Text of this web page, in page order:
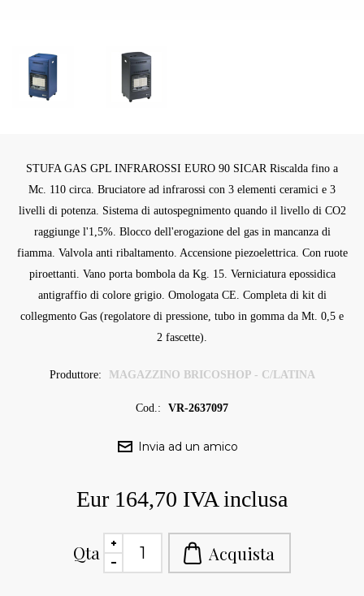
STUFA GAS GPL INFRAROSSI EURO 90 SICAR Riscalda fino a
Mc. 110 circa. Bruciatore ad infrarossi con 3 elementi ceramici e 3
livelli di potenza. Sistema di autospegnimento quando il livello di CO2
raggiunge l'1,5%. Blocco dell'erogazione del gas in mancanza di
fiamma. Valvola anti ribaltamento. Accensione piezoelettrica. Con ruote
piroettanti. Vano porta bombola da Kg. 15. Verniciatura epossidica
antigraffio di colore grigio. Omologata CE. Completa di kit di
collegmento Gas (regolatore di pressione, tubo in gomma da Mt. 0,5 e
2 fascette).
Produttore: MAGAZZINO BRICOSHOP - C/LATINA
Cod.: VR-2637097
Eur 164,70 IVA inclusa
Qta